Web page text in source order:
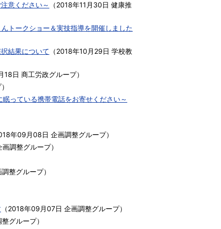
意ください～
（2018年11月30日 健康推
トークショー＆実技指導を開催しました
結果について （2018年10月29日 学校教
18日 商工労政グループ）
）
っている携帯電話をお寄せください～
年09月08日 企画調整グループ）
画調整グループ）
調整グループ）
（2018年09月07日 企画調整グループ）
整グループ）